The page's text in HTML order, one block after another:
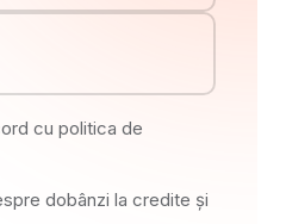
cu politica de
dobânzi la credite și